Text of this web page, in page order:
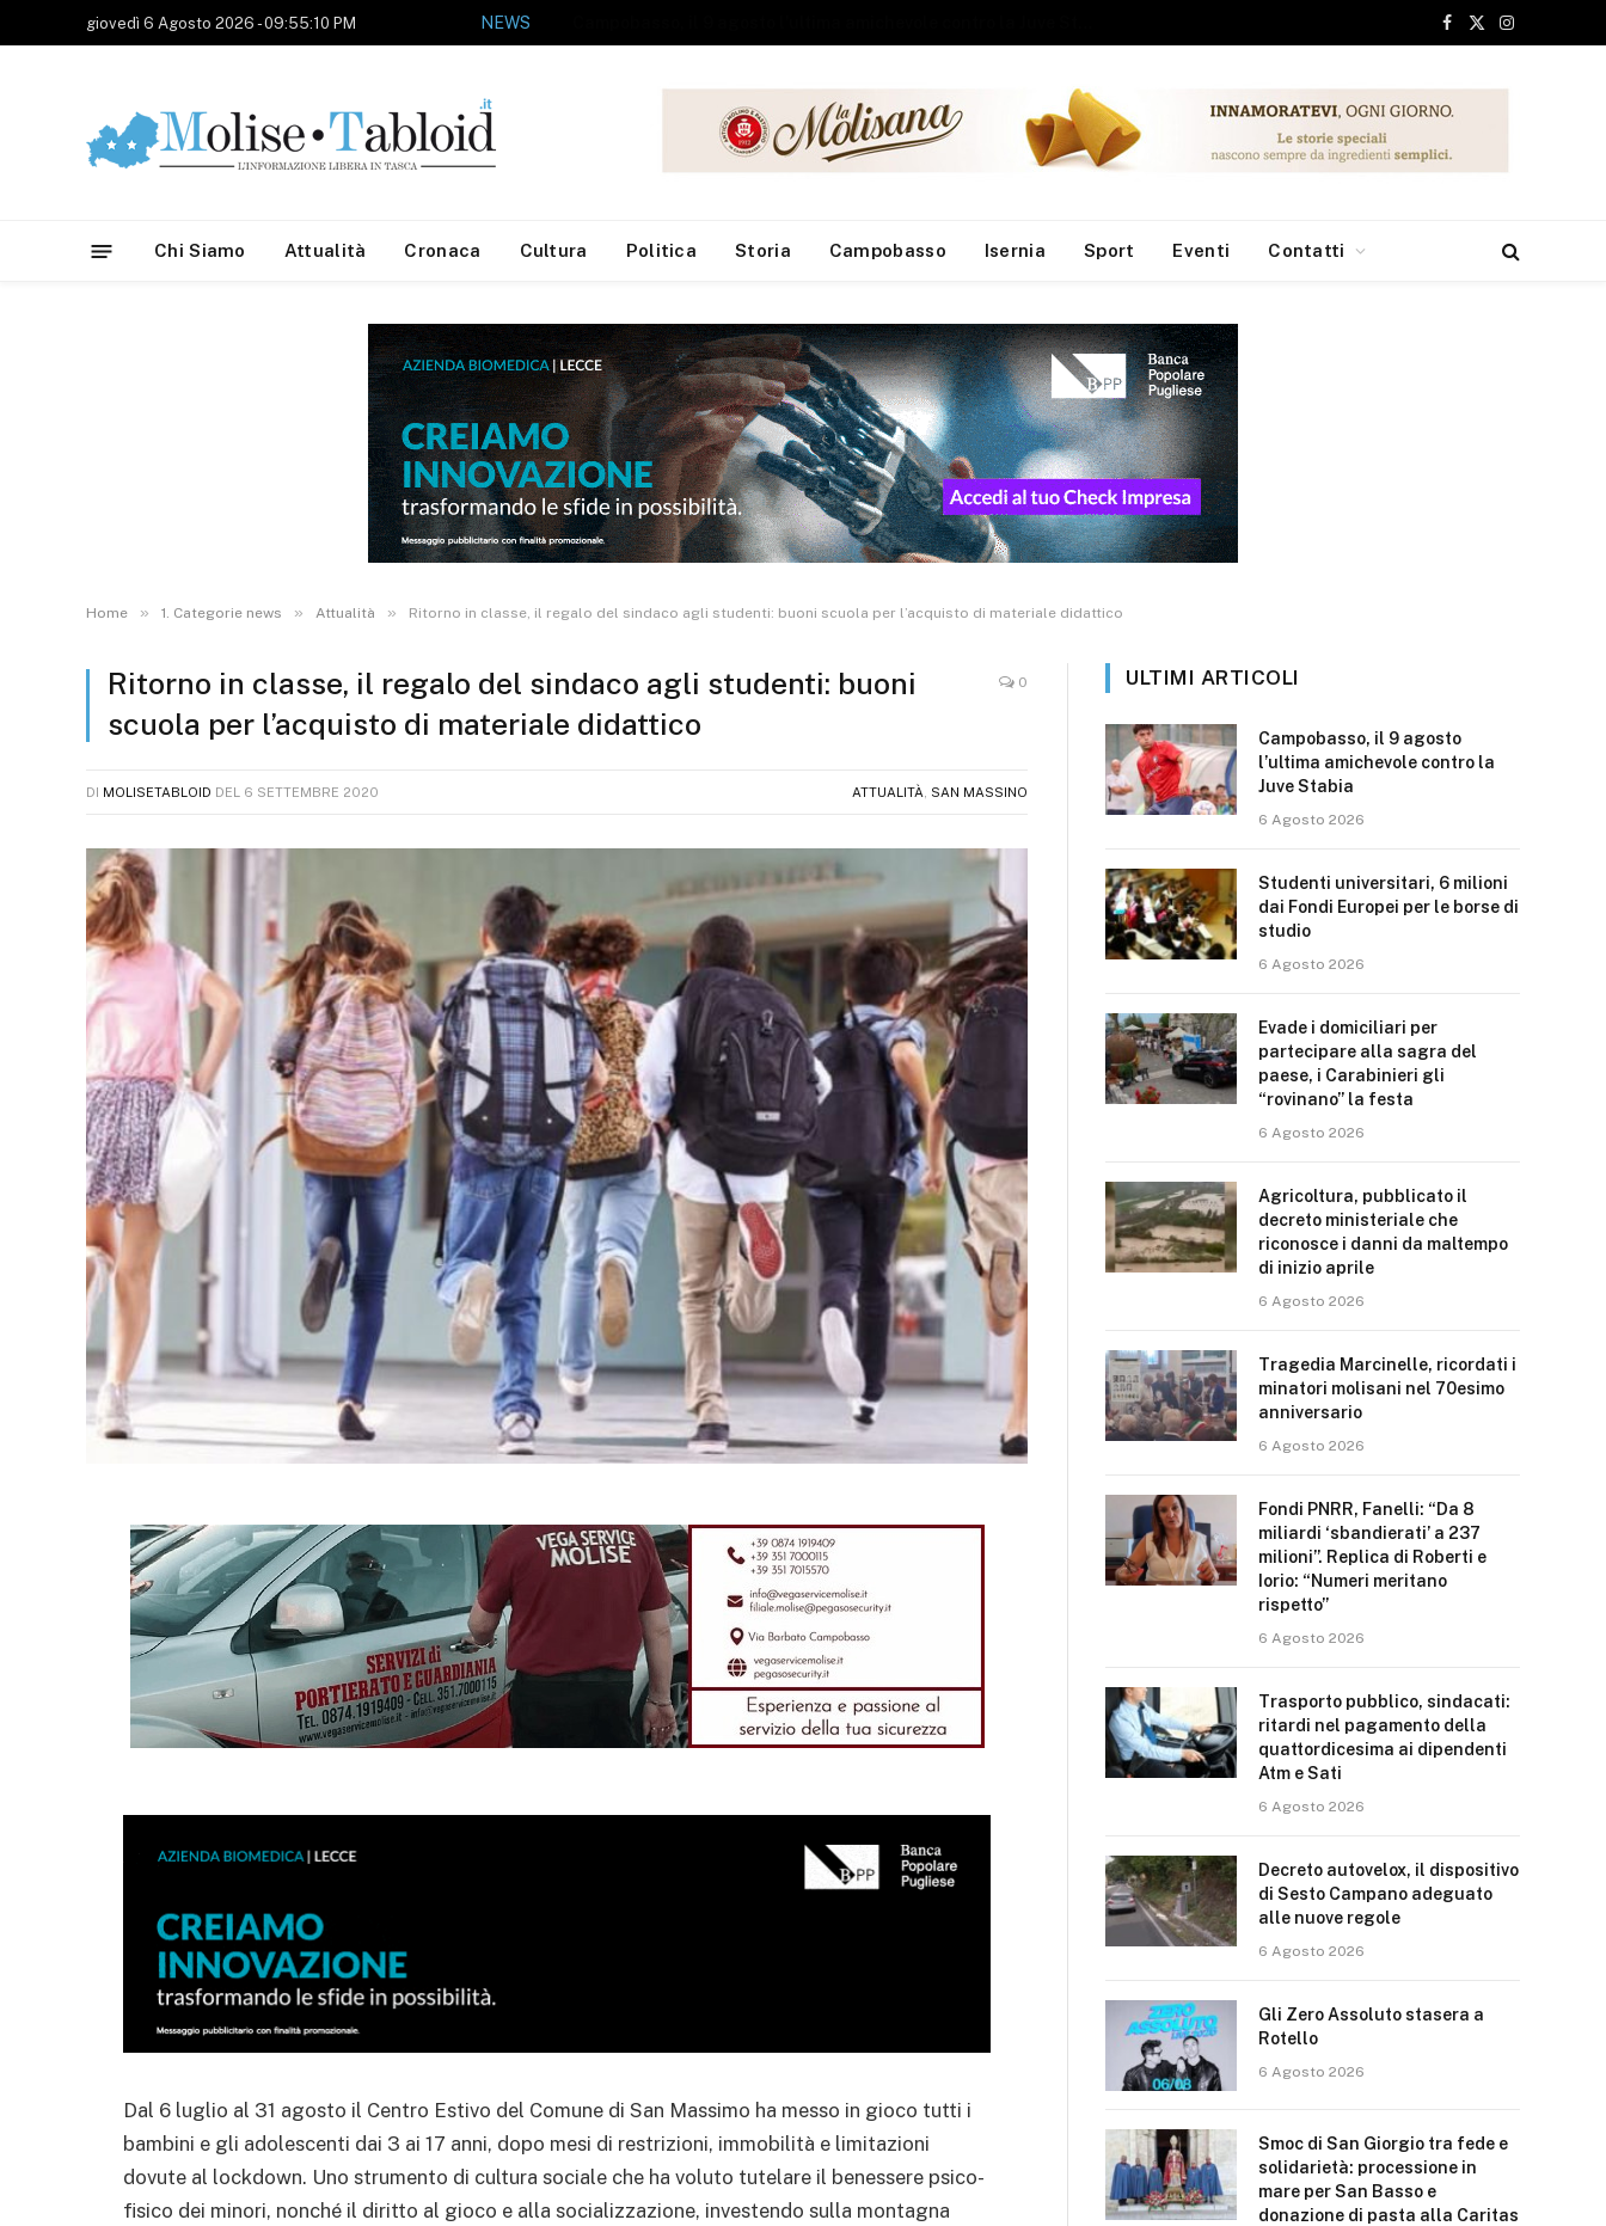
giovedì 6 Agosto 2026 - 09:55:10 PM NEWS
Facebook
X
Instagram
Chi Siamo Attualità Cronaca Cultura Politica Storia Campobasso Isernia Sport Eventi Contatti
Home » 1. Categorie news » Attualità » Ritorno in classe, il regalo del sindaco agli studenti: buoni scuola per l’acquisto di materiale didattico
Ritorno in classe, il regalo del sindaco agli studenti: buoni
scuola per l’acquisto di materiale didattico
0
DI MOLISETABLOID DEL 6 SETTEMBRE 2020 ATTUALITÀ SAN MASSINO
Dal 6 luglio al 31 agosto il Centro Estivo del Comune di San Massimo ha messo in gioco tutti i
bambini e gli adolescenti dai 3 ai 17 anni, dopo mesi di restrizioni, immobilità e limitazioni
dovute al lockdown. Uno strumento di cultura sociale che ha voluto tutelare il benessere psico-
fisico dei minori, nonché il diritto al gioco e alla socializzazione, investendo sulla montagna
ULTIMI ARTICOLI
Campobasso, il 9 agosto
l’ultima amichevole contro la
Juve Stabia
6 Agosto 2026
Studenti universitari, 6 milioni
dai Fondi Europei per le borse di
studio
6 Agosto 2026
Evade i domiciliari per
partecipare alla sagra del
paese, i Carabinieri gli
“rovinano” la festa
6 Agosto 2026
Agricoltura, pubblicato il
decreto ministeriale che
riconosce i danni da maltempo
di inizio aprile
6 Agosto 2026
Tragedia Marcinelle, ricordati i
minatori molisani nel 70esimo
anniversario
6 Agosto 2026
Fondi PNRR, Fanelli: “Da 8
miliardi ‘sbandierati’ a 237
milioni”. Replica di Roberti e
Iorio: “Numeri meritano
rispetto”
6 Agosto 2026
Trasporto pubblico, sindacati:
ritardi nel pagamento della
quattordicesima ai dipendenti
Atm e Sati
6 Agosto 2026
Decreto autovelox, il dispositivo
di Sesto Campano adeguato
alle nuove regole
6 Agosto 2026
Gli Zero Assoluto stasera a
Rotello
6 Agosto 2026
Smoc di San Giorgio tra fede e
solidarietà: processione in
mare per San Basso e
donazione di pasta alla Caritas